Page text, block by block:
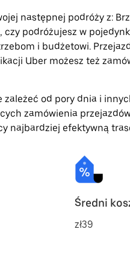
następnej podróży z:
podróżujesz w
i budżetowi.
Uber możesz też
zależeć od pory dnia i
zamówienia
najbardziej efektywną
Średni
zł39